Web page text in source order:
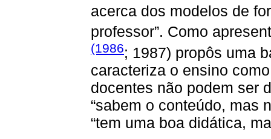
acerca dos modelos de
professor”. Como
(1986; 1987) propôs uma
caracteriza o ensino
docentes não podem ser
“sabem o conteúdo, mas
“tem uma boa didática,